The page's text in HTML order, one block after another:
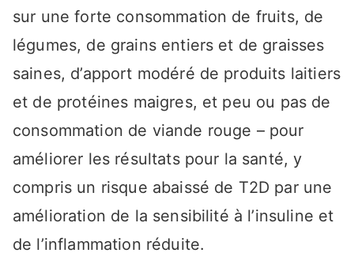
sur une forte consommation de fruits, de
légumes, de grains entiers et de graisses
saines, d’apport modéré de produits laitiers
et de protéines maigres, et peu ou pas de
consommation de viande rouge – pour
améliorer les résultats pour la santé, y
compris un risque abaissé de T2D par une
amélioration de la sensibilité à l’insuline et
de l’inflammation réduite.